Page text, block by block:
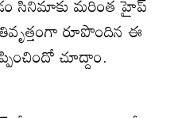
రూపొందిన ఈ
చూద్దాం.